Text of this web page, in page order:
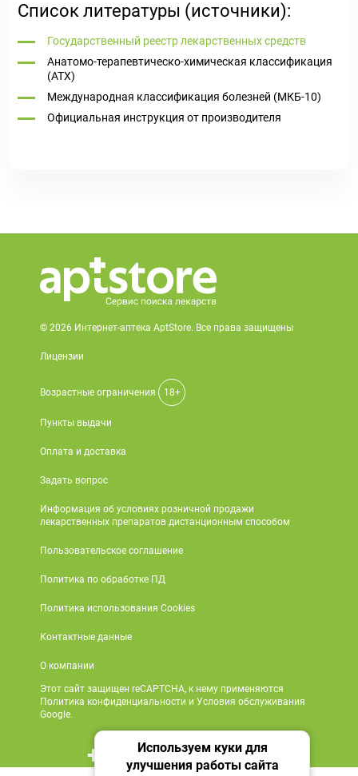
Список литературы (источники):
Государственный реестр лекарственных средств
Анатомо-терапевтическо-химическая классификация
(ATX)
Международная классификация болезней (МКБ-10)
Официальная инструкция от производителя
© 2026 Интернет-аптека AptStore. Все права защищены
Лицензии
Возрастные ограничения 18+
Пункты выдачи
Оплата и доставка
Задать вопрос
Информация об условиях розничной продажи
лекарственных препаратов дистанционным способом
Пользовательское соглашение
Политика по обработке ПД
Политика использования Cookies
Контактные данные
О компании
Этот сайт защищен reCAPTCHA, к нему применяются
Политика конфиденциальности и Условия обслуживания
Google.
+7 495 419 18 18
Используем куки для
улучшения работы сайта